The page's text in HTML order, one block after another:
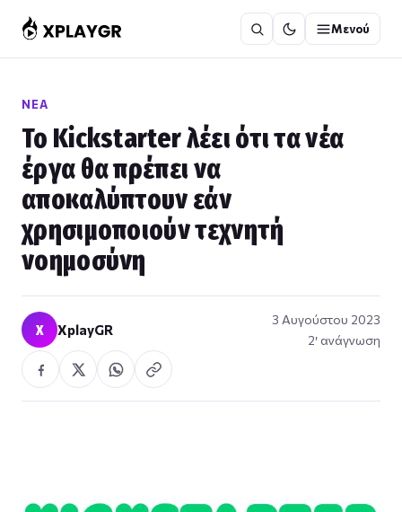
στο
περιεχόμενο
Μενού
ΝΈΑ
Το Kickstarter λέει ότι τα νέα
έργα θα πρέπει να
αποκαλύπτουν εάν
χρησιμοποιούν τεχνητή
νοημοσύνη
X XplayGR
3 Αυγούστου 2023
2′ ανάγνωση